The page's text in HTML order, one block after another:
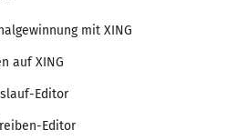
mit XING
auf XING
Editor
Editor